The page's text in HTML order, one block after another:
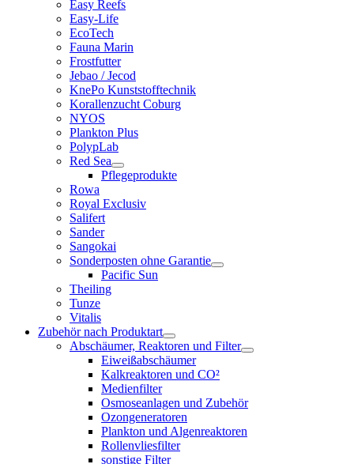
Easy Reefs
Easy-Life
EcoTech
Fauna Marin
Frostfutter
Jebao / Jecod
KnePo Kunststofftechnik
Korallenzucht Coburg
NYOS
Plankton Plus
PolypLab
Red Sea
Pflegeprodukte
Rowa
Royal Exclusiv
Salifert
Sander
Sangokai
Sonderposten ohne Garantie
Pacific Sun
Theiling
Tunze
Vitalis
Zubehör nach Produktart
Abschäumer, Reaktoren und Filter
Eiweißabschäumer
Kalkreaktoren und CO²
Medienfilter
Osmoseanlagen und Zubehör
Ozongeneratoren
Plankton und Algenreaktoren
Rollenvliesfilter
sonstige Filter